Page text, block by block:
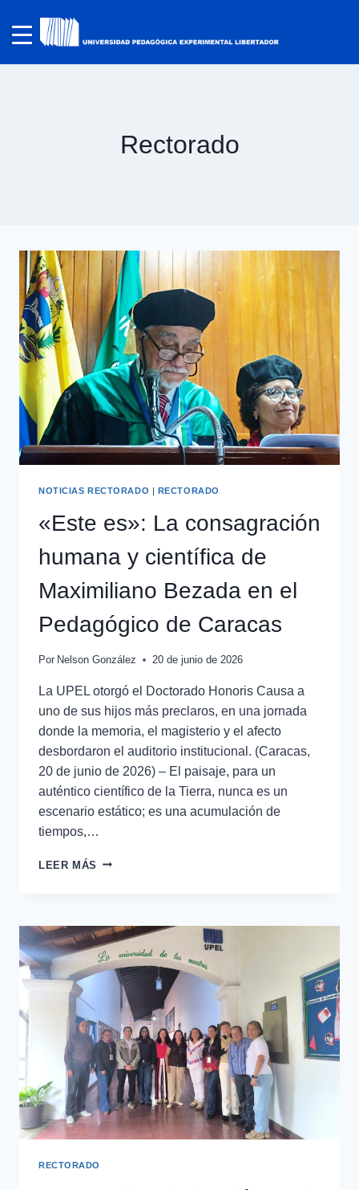
Rectorado
NOTICIAS RECTORADO | RECTORADO
«Este es»: La consagración
humana y científica de
Maximiliano Bezada en el
Pedagógico de Caracas
Por Nelson González 20 de junio de 2026
La UPEL otorgó el Doctorado Honoris Causa a
uno de sus hijos más preclaros, en una jornada
donde la memoria, el magisterio y el afecto
desbordaron el auditorio institucional. (Caracas,
20 de junio de 2026) – El paisaje, para un
auténtico científico de la Tierra, nunca es un
escenario estático; es una acumulación de
tiempos,…
LEER MÁS
RECTORADO